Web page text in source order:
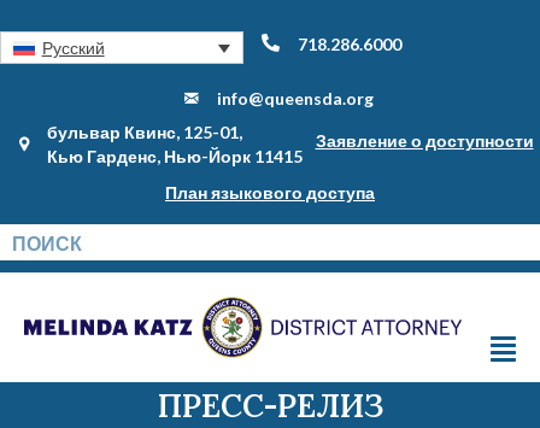
Русский 718.286.6000
info@queensda.org
бульвар Квинс, 125-01,
Кью Гарденс, Нью-Йорк 11415
Заявление о доступности
План языкового доступа
ПРЕСС-РЕЛИЗ